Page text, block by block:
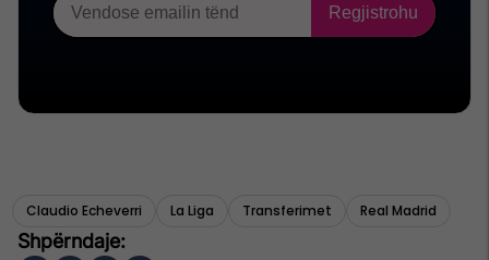
Claudio Echeverri La Liga Transferimet Real Madrid